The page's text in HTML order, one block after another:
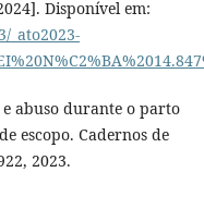
Disponível em:
_ato2023-
e abuso durante o parto
escopo. Cadernos de
2023.